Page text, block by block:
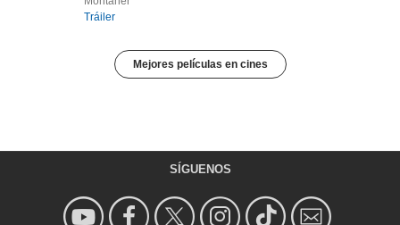
Tráiler
Mejores películas en cines
SÍGUENOS